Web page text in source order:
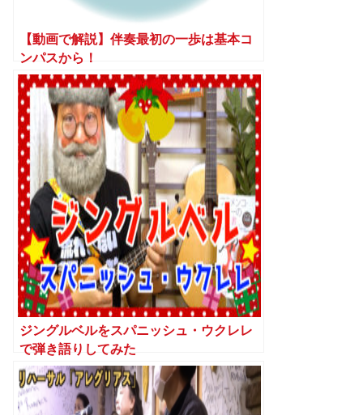
【動画で解説】伴奏最初の一歩は基本コ
ンパスから！
ジングルベルをスパニッシュ・ウクレレ
で弾き語りしてみた